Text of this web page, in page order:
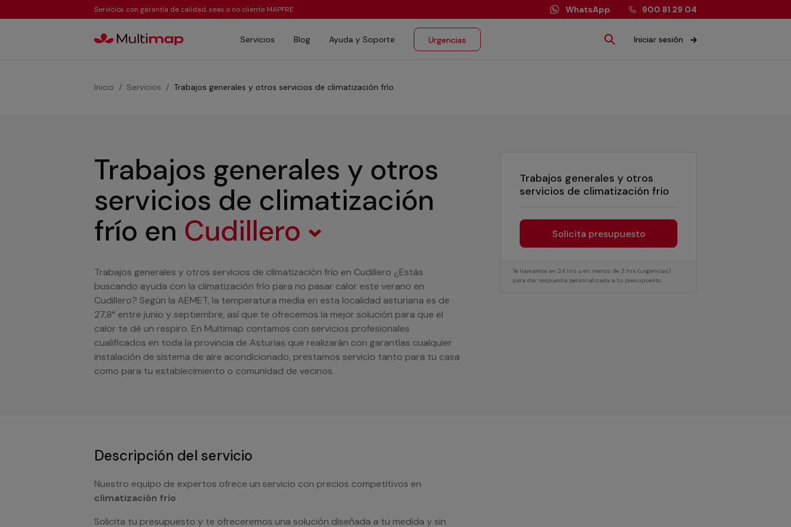
Servicios con garantía de calidad, seas o no cliente MAPFRE WhatsApp 900 81 29 04
Servicios Blog Ayuda y Soporte Urgencias Iniciar sesión
Inicio Servicios Trabajos generales y otros servicios de climatización frío
Trabajos generales y otros
servicios de climatización frio
Solicita presupuesto
Te llamamos en 24 hrs o en menos de 3 hrs (urgencias)
para dar respuesta personalizada a tu presupuesto.
Trabajos generales y otros
servicios de climatización
frío en Cudillero
Trabajos generales y otros servicios de climatización frío en Cudillero ¿Estás
buscando ayuda con la climatización frío para no pasar calor este verano en
Cudillero? Según la AEMET, la temperatura media en esta localidad asturiana es de
27,8° entre junio y septiembre, así que te ofrecemos la mejor solución para que el
calor te dé un respiro. En Multimap contamos con servicios profesionales
cualificados en toda la provincia de Asturias que realizarán con garantías cualquier
instalación de sistema de aire acondicionado, prestamos servicio tanto para tu casa
como para tu establecimiento o comunidad de vecinos.
Descripción del servicio
Nuestro equipo de expertos ofrece un servicio con precios competitivos en
climatización frio
Solicita tu presupuesto y te ofreceremos una solución diseñada a tu medida y sin